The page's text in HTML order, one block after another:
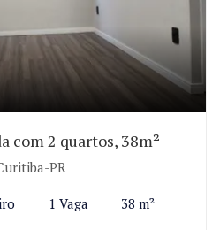
com 2 quartos, 38m²
PR
1 Vaga 38 m²